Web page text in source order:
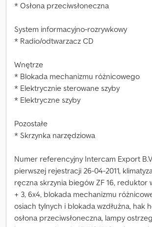
* Osłona przeciwsłoneczna
System informacyjno-rozrywkowy
* Radio/odtwarzacz CD
Wnętrze
* Blokada mechanizmu różnicowego
* Elektrycznie sterowane szyby
* Elektryczne szyby
Pozostałe
* Skrzynka narzędziowa
Numer referencyjny Intercam Export
pierwszej rejestracji 26-04-2011,
ręczna skrzynia biegów ZF 16, reduktor
+ 3, 6x4, blokada mechanizmu
osiach tylnych i blokada wzdłużna, hak
osłona przeciwsłoneczna, lampy